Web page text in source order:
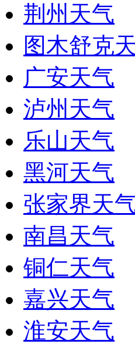
荆州天气
图木舒克
广安天气
泸州天气
乐山天气
黑河天气
张家界天
南昌天气
铜仁天气
嘉兴天气
淮安天气